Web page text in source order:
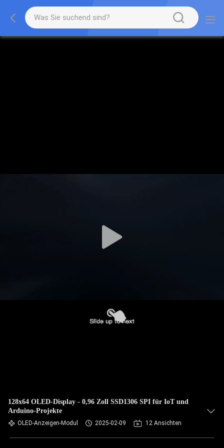
128x64 OLED-Display - 0,96 Zoll SSD1306 SPI für IoT und
Arduino-Projekte
OLED-Anzeigen-Modul 2025-02-09 12 Ansichten